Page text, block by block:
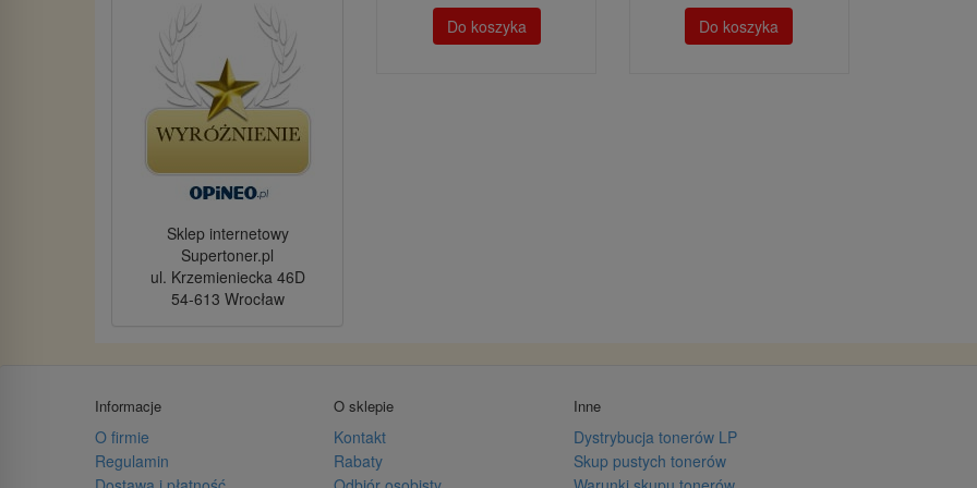
Do koszyka Do koszyka
Sklep internetowy
Supertoner.pl
ul. Krzemieniecka 46D
54-613 Wrocław
Informacje
O firmie
Regulamin
O sklepie
Kontakt
Rabaty
Inne
Dystrybucja tonerów LP
Skup pustych tonerów